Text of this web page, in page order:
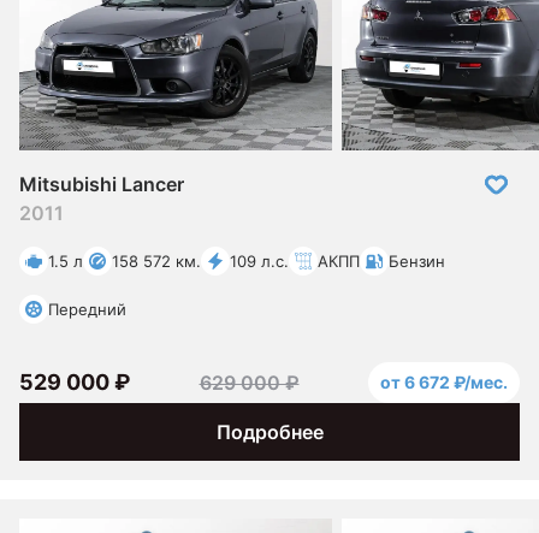
Mitsubishi Lancer
2011
1.5 л 158 572 км. 109 л.с. АКПП Бензин
Передний
Подробнее
529 000 ₽ 629 000 ₽ от 6 672 ₽/мес.